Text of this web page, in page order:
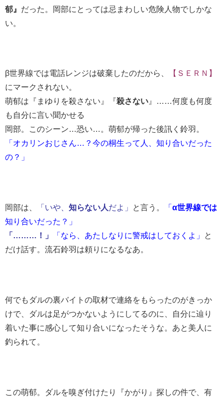
郁』 だった。岡部にとっては忌まわしい危険人物でしかな
い。
β世界線では電話レンジは破棄したのだから、
【ＳＥＲＮ】
にマークされない。
萌郁は『まゆりを殺さない』『 殺さない』……何度も何度
も自分に言い聞かせる
岡部。このシーン…恐い…。萌郁が帰った後訊く鈴羽。
「オカリンおじさん…？今の桐生って人、知り合いだった
の？」
岡部は、 「いや、 知らない人だよ」 と言う。 「 α世界線では
知り合いだった？」
「………！」
「なら、あたしなりに警戒はしておくよ」
と
だけ話す。流石鈴羽は頼りになるなあ。
何でもダルの裏バイトの取材で連絡をもらったのがきっか
けで、ダルは足がつかないようにしてるのに、自分に辿り
着いた事に感心して知り合いになったそうな。あと美人に
釣られて。
この萌郁。ダルを嗅ぎ付けたり『かがり』探しの件で、有